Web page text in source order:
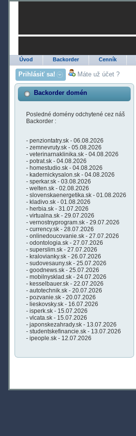
Úvod Backorder Cenník
Prihlásiť sa! Máte už účet ?
Backorder domén
Posledné domény odchytené cez náš
Backorder :
- penziontatry.sk - 06.08.2026
- zemnevruty.sk - 05.08.2026
- veterinarnaklinika.sk - 04.08.2026
- potrat.sk - 04.08.2026
- homestudio.sk - 04.08.2026
- kadernickysalon.sk - 04.08.2026
- sperkar.sk - 03.08.2026
- welten.sk - 02.08.2026
- slovenskaenergetika.sk - 01.08.2026
- kladivo.sk - 01.08.2026
- herbia.sk - 31.07.2026
- virtualna.sk - 29.07.2026
- vernostnyprogram.sk - 29.07.2026
- currency.sk - 28.07.2026
- onlinedoucovanie.sk - 27.07.2026
- odontologia.sk - 27.07.2026
- superslim.sk - 27.07.2026
- kralovianky.sk - 26.07.2026
- sudovesauny.sk - 25.07.2026
- goodnews.sk - 25.07.2026
- mobilnysklad.sk - 24.07.2026
- kesselbauer.sk - 22.07.2026
- autotechnik.sk - 20.07.2026
- pozvanie.sk - 20.07.2026
- lieskovsky.sk - 16.07.2026
- isperk.sk - 15.07.2026
- vlcata.sk - 15.07.2026
- japonskezahrady.sk - 13.07.2026
- studentskefinancie.sk - 13.07.2026
- ipeople.sk - 12.07.2026